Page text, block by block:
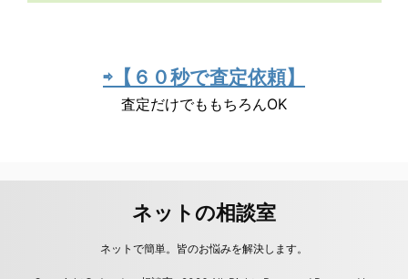
⇨【６０秒で査定依頼】
査定だけでももちろんOK
ネットの相談室
ネットで簡単。皆のお悩みを解決します。